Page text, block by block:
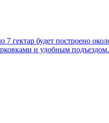
7 гектар будет построено
и удобным